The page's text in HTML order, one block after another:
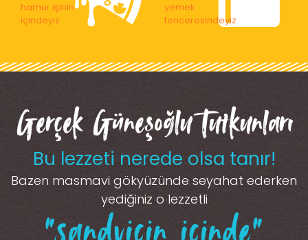
hamur işinin
içindeyiz
yemek
tenceresindeyiz
Gerçek Güneşoğlu Tutkunları
Bu lezzeti nerede olsa tanır!
Bazen masmavi gökyüzünde seyahat ederken
yediğiniz o lezzetli